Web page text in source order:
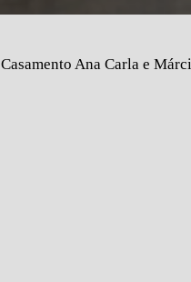
Casamento Ana Carla e